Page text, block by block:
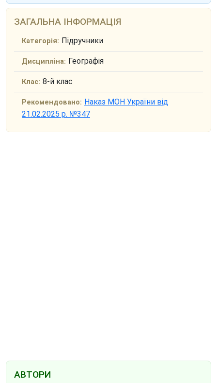
ЗАГАЛЬНА ІНФОРМАЦІЯ
Категорія: Підручники
Дисципліна: Географія
Клас: 8-й клас
Рекомендовано: Наказ МОН України від
21.02.2025 р. №347
АВТОРИ